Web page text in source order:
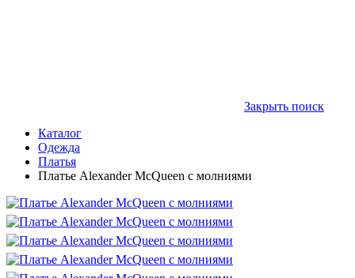
Закрыть поиск
Каталог
Одежда
Платья
Платье Alexander McQueen с молниями